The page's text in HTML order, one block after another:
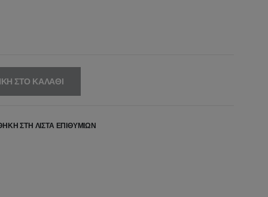
ΣΤΟ ΚΑΛΆΘΙ
ΣΤΗ ΛΊΣΤΑ ΕΠΙΘΥΜΙΏΝ